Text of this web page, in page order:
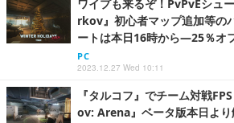
ワイプも来るぞ！PvPvEシュ
rkov』初心者マップ追加等の
ートは本日16時から―25％オ
PC
2023.12.27 Wed 10:11
『タルコフ』でチーム対戦
ov: Arena』ベータ版本日よ